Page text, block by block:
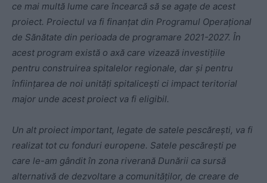
ce mai multă lume care încearcă să se agațe de acest
proiect. Proiectul va fi finanțat din Programul Operațional
de Sănătate din perioada de programare 2021-2027. În
acest program există o axă care vizează investițiile
pentru construirea spitalelor regionale, dar și pentru
înființarea de noi unități spitalicești ci impact teritorial
major unde acest proiect va fi eligibil.
Un alt proiect important, legate de satele pescărești, va fi
realizat tot cu fonduri europene. Satele pescărești pe
care le-am gândit în zona riverană Dunării ca sursă
alternativă de dezvoltare a comunităților, de creare de